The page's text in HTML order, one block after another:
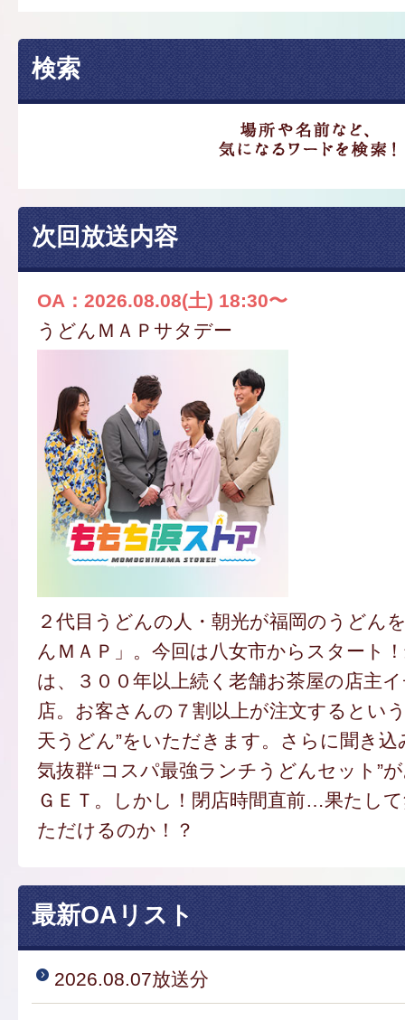
検索
次回放送内容
OA：2026.08.08(土) 18:30〜
うどんＭＡＰサタデー
２代目うどんの人・朝光が福岡のうどん
んＭＡＰ」。今回は八女市からスタート
は、３００年以上続く老舗お茶屋の店主
店。お客さんの７割以上が注文するとい
天うどん”をいただきます。さらに聞き
気抜群“コスパ最強ランチうどんセット”
ＧＥＴ。しかし！閉店時間直前…果たし
ただけるのか！？
最新OAリスト
2026.08.07放送分